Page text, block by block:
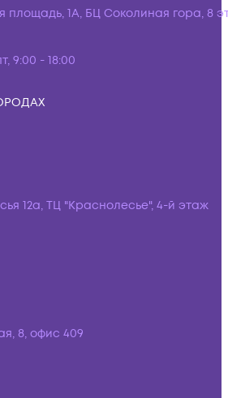
площадь, 1А, БЦ Соколиная гора, 8
9:00 - 18:00
12а, ТЦ "Краснолесье", 4-й этаж
8, офис 409